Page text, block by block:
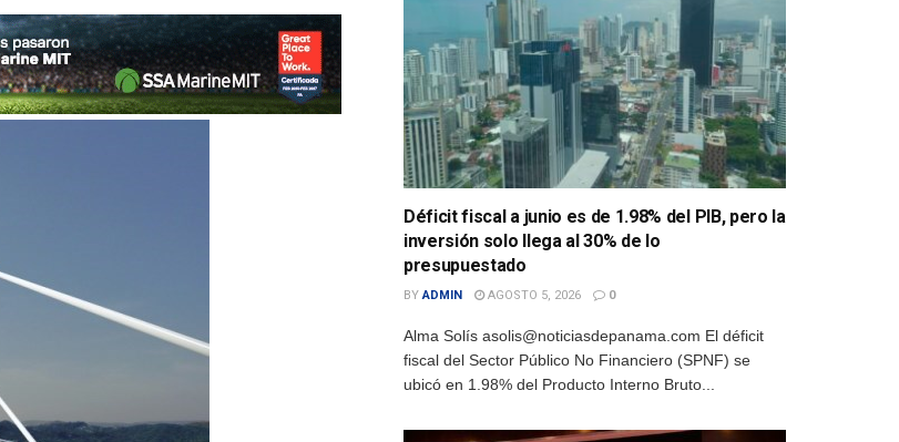
Déficit fiscal a junio es de 1.98% del PIB, pero la
inversión solo llega al 30% de lo
presupuestado
BY ADMIN AGOSTO 5, 2026 0
Alma Solís asolis@noticiasdepanama.com El déficit
fiscal del Sector Público No Financiero (SPNF) se
ubicó en 1.98% del Producto Interno Bruto...